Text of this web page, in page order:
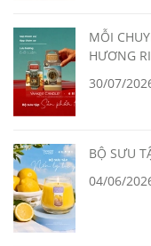
MỖI
HƯƠNG
30/07/
BỘ SƯU
04/06/